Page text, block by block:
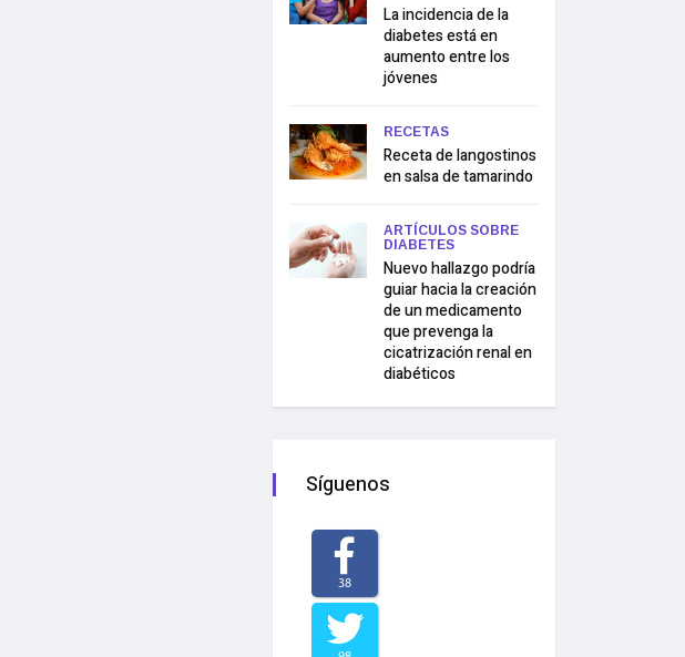
La incidencia de la
diabetes está en
aumento entre los
jóvenes
RECETAS
Receta de langostinos
en salsa de tamarindo
ARTÍCULOS SOBRE
DIABETES
Nuevo hallazgo podría
guiar hacia la creación
de un medicamento
que prevenga la
cicatrización renal en
diabéticos
Síguenos
38